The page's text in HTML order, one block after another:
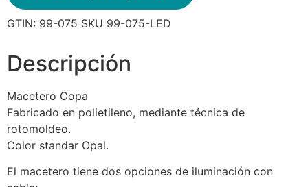
GTIN: 99-075 SKU 99-075-LED
Descripción
Macetero Copa
Fabricado en polietileno, mediante técnica de
rotomoldeo.
Color standar Opal.
El macetero tiene dos opciones de iluminación con